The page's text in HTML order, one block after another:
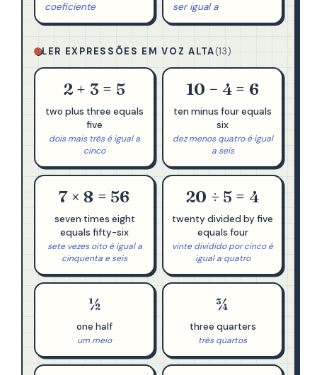
coeficiente ser igual a
LER EXPRESSÕES EM VOZ ALTA(13)
2 + 3 = 5
two plus three equals
five
dois mais três é igual a
cinco
10 − 4 = 6
ten minus four equals
six
dez menos quatro é igual
a seis
7 × 8 = 56
seven times eight
equals fifty-six
sete vezes oito é igual a
cinquenta e seis
20 ÷ 5 = 4
twenty divided by five
equals four
vinte dividido por cinco é
igual a quatro
½
one half
um meio
¾
three quarters
três quartos